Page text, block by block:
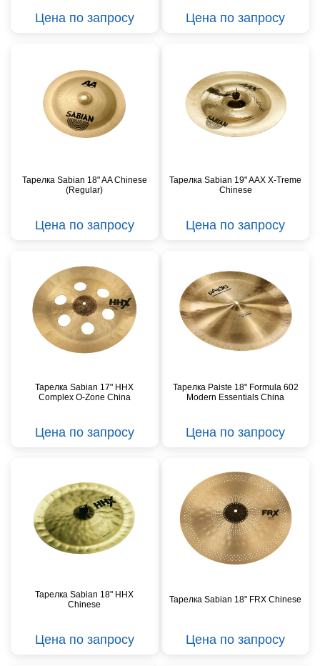
Цена по запросу Цена по запросу
Тарелка Sabian 18" AA Chinese
(Regular)
Цена по запросу
Тарелка Sabian 19" AAX X-Treme
Chinese
Цена по запросу
Тарелка Sabian 17" HHX
Complex O-Zone China
Цена по запросу
Тарелка Paiste 18" Formula 602
Modern Essentials China
Цена по запросу
Тарелка Sabian 18" HHX
Chinese
Цена по запросу
Тарелка Sabian 18" FRX Chinese
Цена по запросу